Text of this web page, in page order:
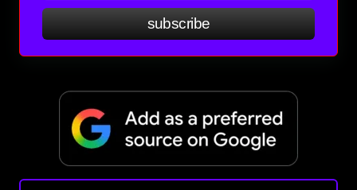
subscribe